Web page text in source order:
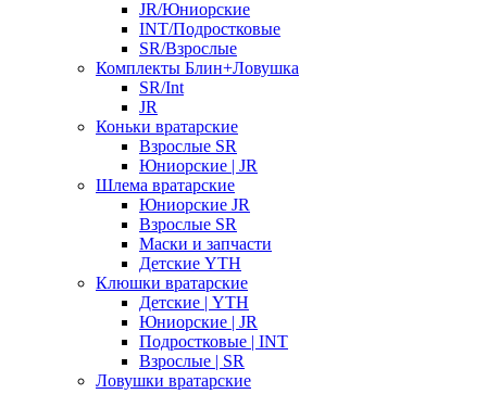
JR/Юниорские
INT/Подростковые
SR/Взрослые
Комплекты Блин+Ловушка
SR/Int
JR
Коньки вратарские
Взрослые SR
Юниорские | JR
Шлема вратарские
Юниорские JR
Взрослые SR
Маски и запчасти
Детские YTH
Клюшки вратарские
Детские | YTH
Юниорские | JR
Подростковые | INT
Взрослые | SR
Ловушки вратарские